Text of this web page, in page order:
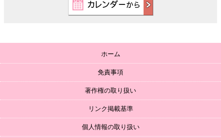
ホーム
免責事項
著作権の取り扱い
リンク掲載基準
個人情報の取り扱い